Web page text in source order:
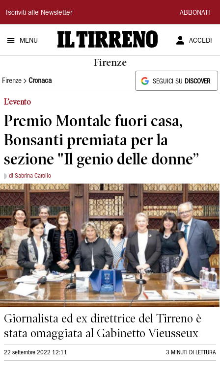
Il
Tirreno
Iscriviti alle Newsletter ABBONATI
MENU ACCEDI
Firenze
Firenze Cronaca SEGUICI SU DISCOVER
L’evento
Premio Montale fuori casa,
Bonsanti premiata per la
sezione "Il genio delle donne”
di Sabrina Carollo
Giornalista ed ex direttrice del Tirreno è
stata omaggiata al Gabinetto Vieusseux
22 settembre 2022 12:11 3 MINUTI DI LETTURA